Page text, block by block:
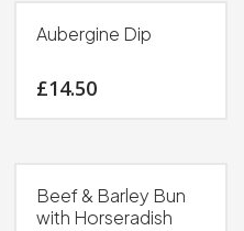
Aubergine Dip
£14.50
Beef & Barley Bun
with Horseradish